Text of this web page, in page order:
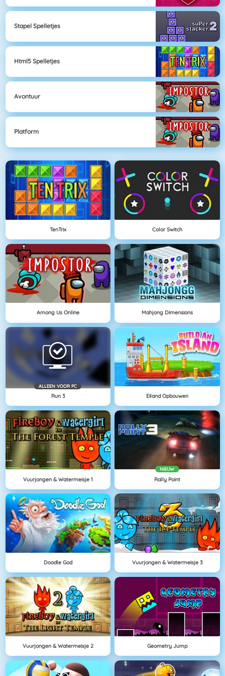
Stapel Spelletjes
Html5 Spelletjes
Avontuur
Platform
TenTrix Color Switch
Among Us Online Mahjong Dimensions
ALLEEN VOOR PC
Run 3 Eiland Opbouwen
Vuurjongen & Watermeisje 1
NIEUW
Rally Point
Doodle God Vuurjongen & Watermeisje 3
Vuurjongen & Watermeisje 2 Geometry Jump